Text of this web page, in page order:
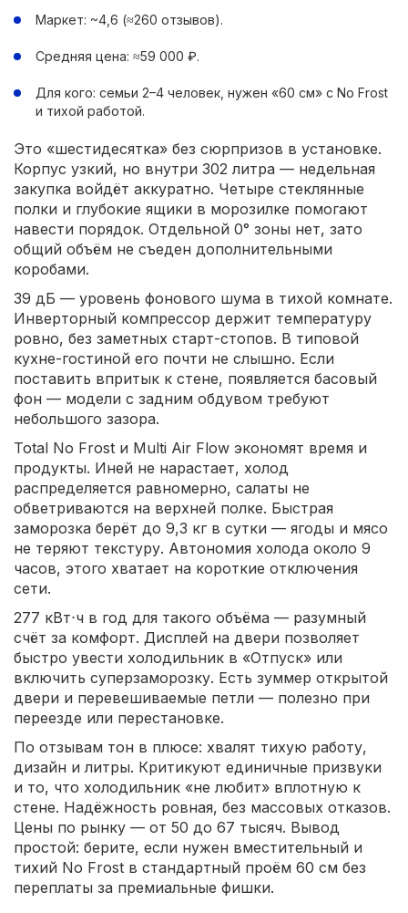
Маркет: ~4,6 (≈260 отзывов).
Средняя цена: ≈59 000 ₽.
Для кого: семьи 2–4 человек, нужен «60 см» с No Frost
и тихой работой.
Это «шестидесятка» без сюрпризов в установке.
Корпус узкий, но внутри 302 литра — недельная
закупка войдёт аккуратно. Четыре стеклянные
полки и глубокие ящики в морозилке помогают
навести порядок. Отдельной 0° зоны нет, зато
общий объём не съеден дополнительными
коробами.
39 дБ — уровень фонового шума в тихой комнате.
Инверторный компрессор держит температуру
ровно, без заметных старт-стопов. В типовой
кухне-гостиной его почти не слышно. Если
поставить впритык к стене, появляется басовый
фон — модели с задним обдувом требуют
небольшого зазора.
Total No Frost и Multi Air Flow экономят время и
продукты. Иней не нарастает, холод
распределяется равномерно, салаты не
обветриваются на верхней полке. Быстрая
заморозка берёт до 9,3 кг в сутки — ягоды и мясо
не теряют текстуру. Автономия холода около 9
часов, этого хватает на короткие отключения
сети.
277 кВт⋅ч в год для такого объёма — разумный
счёт за комфорт. Дисплей на двери позволяет
быстро увести холодильник в «Отпуск» или
включить суперзаморозку. Есть зуммер открытой
двери и перевешиваемые петли — полезно при
переезде или перестановке.
По отзывам тон в плюсе: хвалят тихую работу,
дизайн и литры. Критикуют единичные призвуки
и то, что холодильник «не любит» вплотную к
стене. Надёжность ровная, без массовых отказов.
Цены по рынку — от 50 до 67 тысяч. Вывод
простой: берите, если нужен вместительный и
тихий No Frost в стандартный проём 60 см без
переплаты за премиальные фишки.